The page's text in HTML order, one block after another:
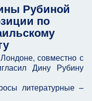
Рубиной
по
совместно с
Дину Рубину
литературные –